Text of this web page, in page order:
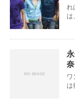
れ
は
ワ
は